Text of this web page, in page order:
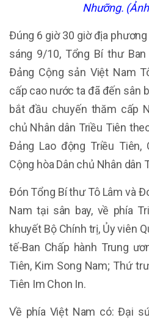
Nhưỡng.
Đúng 6 giờ 30 giờ địa
sáng 9/10, Tổng Bí thư
Đảng Cộng sản Việt Nam
cấp cao nước ta đã đến sân
bắt đầu chuyến thăm cấp
chủ Nhân dân Triều Tiên
Đảng Lao động Triều
Cộng hòa Dân chủ Nhân dân
Đón Tổng Bí thư Tô Lâm và
Nam tại sân bay, về phía
khuyết Bộ Chính trị, Ủy viên
tế-Ban Chấp hành Trung
Tiên, Kim Song Nam; Thứ
Tiên Im Chon In.
Về phía Việt Nam có: Đại